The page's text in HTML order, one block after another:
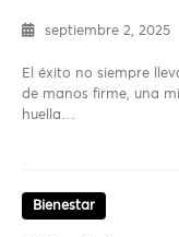
septiembre 2, 2025
El éxito no siempre
de manos firme, una
huella…
Bienestar